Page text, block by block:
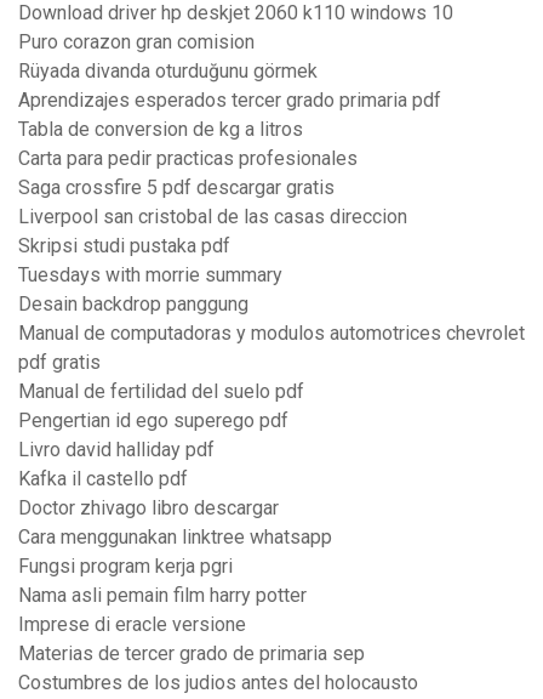
Download driver hp deskjet 2060 k110 windows 10
Puro corazon gran comision
Rüyada divanda oturduğunu görmek
Aprendizajes esperados tercer grado primaria pdf
Tabla de conversion de kg a litros
Carta para pedir practicas profesionales
Saga crossfire 5 pdf descargar gratis
Liverpool san cristobal de las casas direccion
Skripsi studi pustaka pdf
Tuesdays with morrie summary
Desain backdrop panggung
Manual de computadoras y modulos automotrices chevrolet
pdf gratis
Manual de fertilidad del suelo pdf
Pengertian id ego superego pdf
Livro david halliday pdf
Kafka il castello pdf
Doctor zhivago libro descargar
Cara menggunakan linktree whatsapp
Fungsi program kerja pgri
Nama asli pemain film harry potter
Imprese di eracle versione
Materias de tercer grado de primaria sep
Costumbres de los judios antes del holocausto